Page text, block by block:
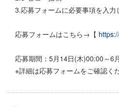
3.応募フォームに必要事項を入力
応募フォームはこちら→【
応募期間：5月14日(木)00:00～6
※詳細は応募フォームをご確認くだ